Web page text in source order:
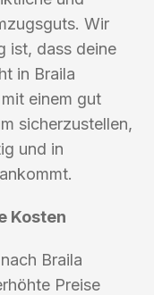
Wir
ist, dass deine
in Braila
einem gut
sicherzustellen,
und in
Kosten
Braila
Preise